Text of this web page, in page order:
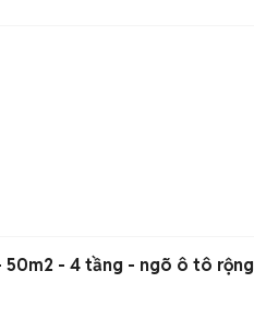
50m2 - 4 tầng - ngõ ô tô rộng